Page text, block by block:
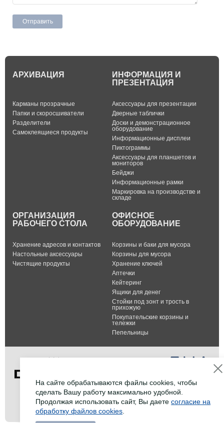
АРХИВАЦИЯ
Карманы прозрачные
Папки и скоросшиватели
Разделители
Самоклеящиеся продукты
ИНФОРМАЦИЯ И
ПРЕЗЕНТАЦИЯ
Аксессуары для презентации
Дверные таблички
Доски и демонстрационное
оборудование
Информационные дисплеи
Пиктограммы
Аксессуары для планшетов и
мониторов
Бейджи
Информационные рамки
Маркировка на производстве и
складе
ОРГАНИЗАЦИЯ
РАБОЧЕГО СТОЛА
Хранение адресов и контактов
Настольные аксессуары
Чистящие продукты
ОФИСНОЕ
ОБОРУДОВАНИЕ
Корзины и баки для мусора
Корзины для мусора
Хранение ключей
Аптечки
Кейтеринг
Ящики для денег
Стойки под зонт и трость в
прихожую
Покупательские корзины и
тележки
Пепельницы
Тел.: +7 (495) 232-07-42
Факс: +7 (495) 232-07-42
E-mail:info@durable-shop.ru
На сайте обрабатываются файлы cookies, чтобы
сделать Вашу работу максимально удобной.
Продолжая использовать сайт, Вы даете согласие на
обработку файлов cookies